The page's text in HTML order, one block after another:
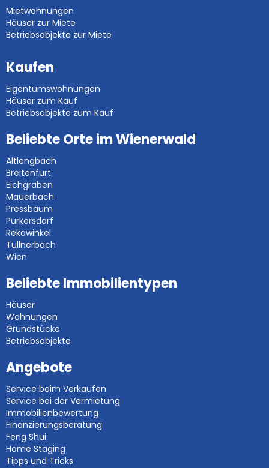
Mietwohnungen
Häuser zur Miete
Betriebsobjekte zur Miete
Kaufen
Eigentumswohnungen
Häuser zum Kauf
Betriebsobjekte zum Kauf
Beliebte Orte im Wienerwald
Altlengbach
Breitenfurt
Eichgraben
Mauerbach
Pressbaum
Purkersdorf
Rekawinkel
Tullnerbach
Wien
Beliebte Immobilientypen
Häuser
Wohnungen
Grundstücke
Betriebsobjekte
Angebote
Service beim Verkaufen
Service bei der Vermietung
Immobilienbewertung
Finanzierungsberatung
Feng Shui
Home Staging
Tipps und Tricks